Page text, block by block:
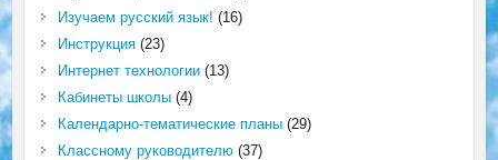
Изучаем русский язык! (16)
Инструкция(23)
Интернет технологии(13)
Кабинеты школы(4)
Календарно-тематические планы(29)
Классному руководителю(37)